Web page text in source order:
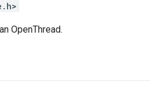
OpenThread.